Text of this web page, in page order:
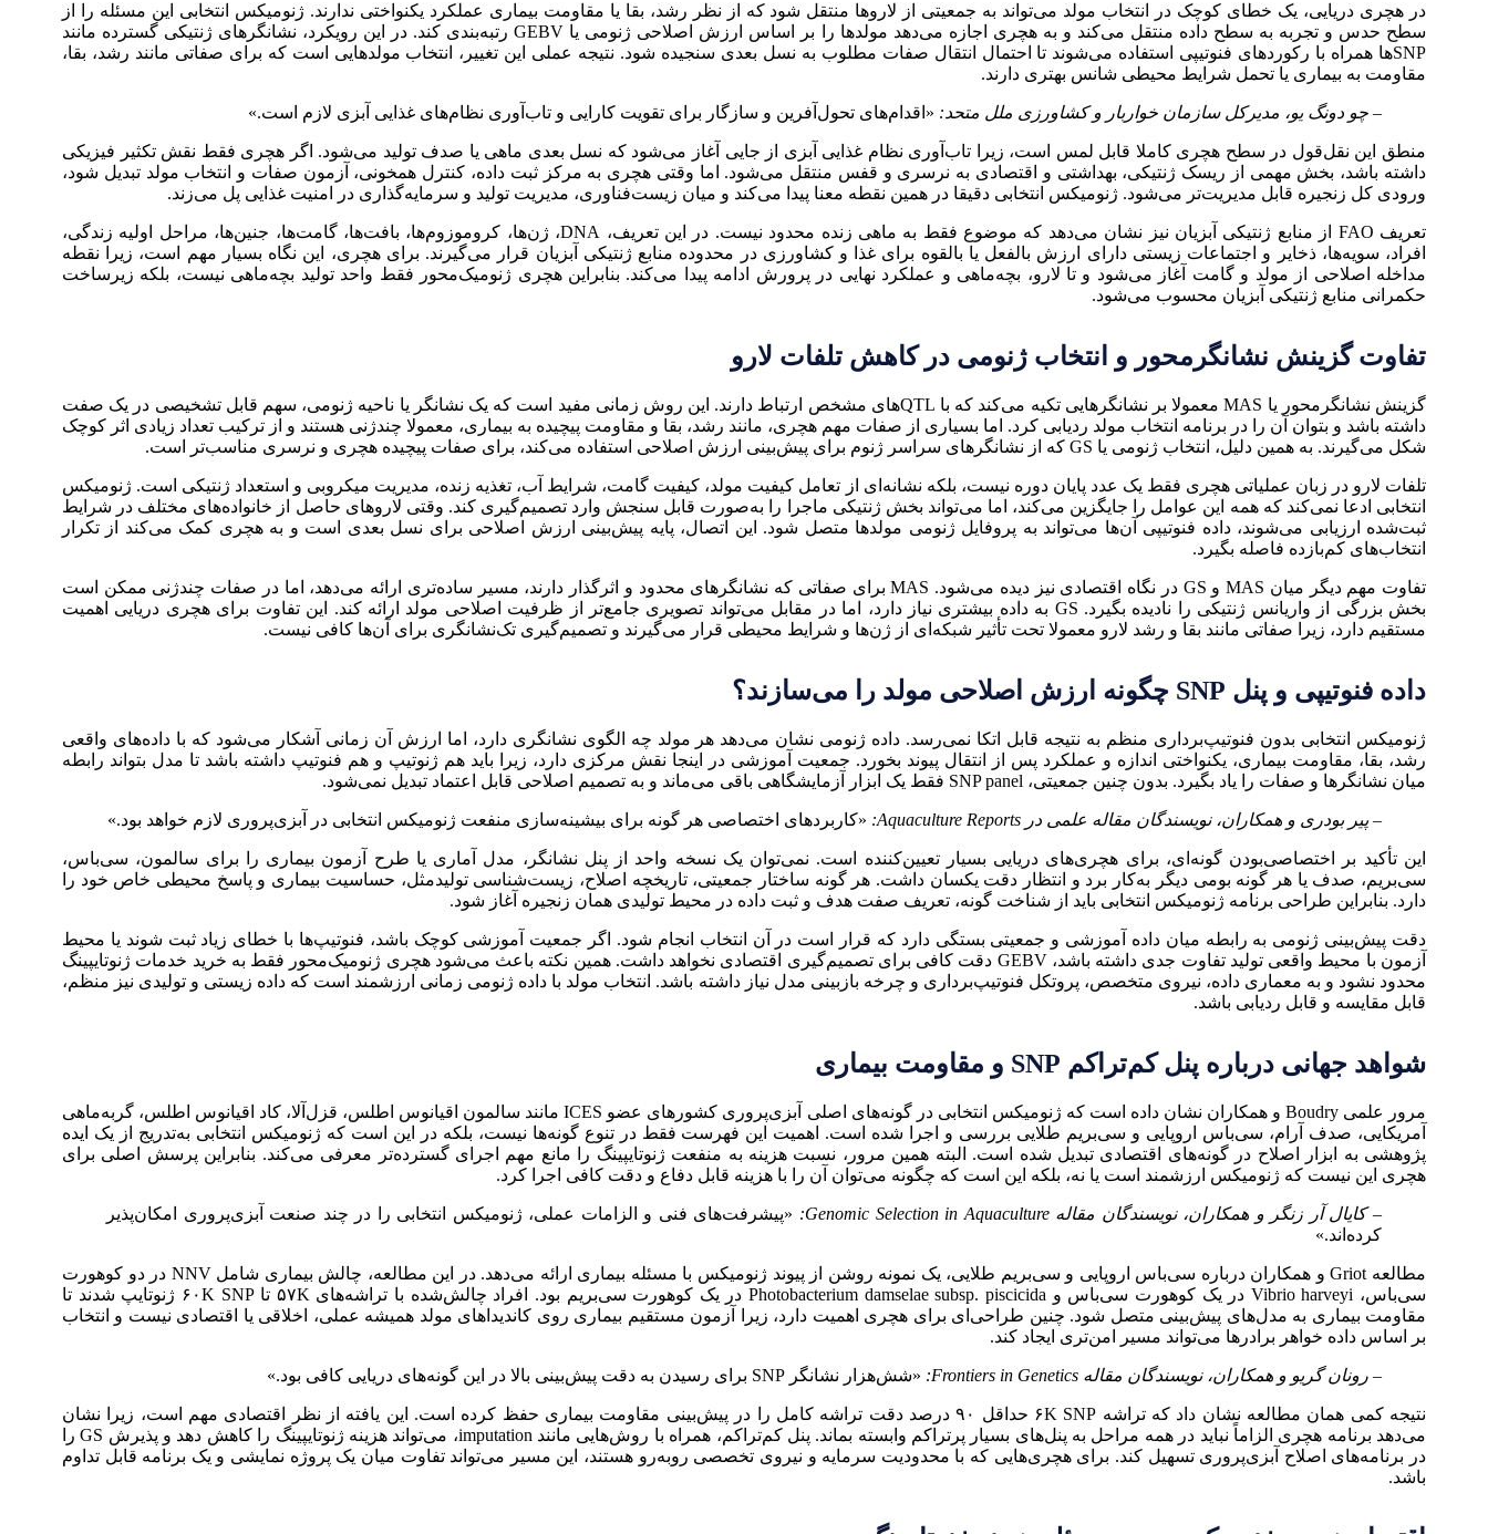
در هچری دریایی، یک خطای کوچک در انتخاب مولد می‌تواند به جمعیتی از لاروها منتقل شود که از نظر رشد، بقا یا مقاومت بیماری عملکرد یکنواختی ندارند. ژنومیکس انتخابی این مسئله را از
سطح حدس و تجربه به سطح داده منتقل می‌کند و به هچری اجازه می‌دهد مولدها را بر اساس ارزش اصلاحی ژنومی یا GEBV رتبه‌بندی کند. در این رویکرد، نشانگرهای ژنتیکی گسترده مانند
SNPها همراه با رکوردهای فنوتیپی استفاده می‌شوند تا احتمال انتقال صفات مطلوب به نسل بعدی سنجیده شود. نتیجه عملی این تغییر، انتخاب مولدهایی است که برای صفاتی مانند رشد، بقا،
مقاومت به بیماری یا تحمل شرایط محیطی شانس بهتری دارند.
– چو دونگ یو، مدیرکل سازمان خواربار و کشاورزی ملل متحد: «اقدام‌های تحول‌آفرین و سازگار برای تقویت کارایی و تاب‌آوری نظام‌های غذایی آبزی لازم است.»
منطق این نقل‌قول در سطح هچری کاملا قابل لمس است، زیرا تاب‌آوری نظام غذایی آبزی از جایی آغاز می‌شود که نسل بعدی ماهی یا صدف تولید می‌شود. اگر هچری فقط نقش تکثیر فیزیکی
داشته باشد، بخش مهمی از ریسک ژنتیکی، بهداشتی و اقتصادی به نرسری و قفس منتقل می‌شود. اما وقتی هچری به مرکز ثبت داده، کنترل همخونی، آزمون صفات و انتخاب مولد تبدیل شود،
ورودی کل زنجیره قابل مدیریت‌تر می‌شود. ژنومیکس انتخابی دقیقا در همین نقطه معنا پیدا می‌کند و میان زیست‌فناوری، مدیریت تولید و سرمایه‌گذاری در امنیت غذایی پل می‌زند.
تعریف FAO از منابع ژنتیکی آبزیان نیز نشان می‌دهد که موضوع فقط به ماهی زنده محدود نیست. در این تعریف، DNA، ژن‌ها، کروموزوم‌ها، بافت‌ها، گامت‌ها، جنین‌ها، مراحل اولیه زندگی،
افراد، سویه‌ها، ذخایر و اجتماعات زیستی دارای ارزش بالفعل یا بالقوه برای غذا و کشاورزی در محدوده منابع ژنتیکی آبزیان قرار می‌گیرند. برای هچری، این نگاه بسیار مهم است، زیرا نقطه
مداخله اصلاحی از مولد و گامت آغاز می‌شود و تا لارو، بچه‌ماهی و عملکرد نهایی در پرورش ادامه پیدا می‌کند. بنابراین هچری ژنومیک‌محور فقط واحد تولید بچه‌ماهی نیست، بلکه زیرساخت
حکمرانی منابع ژنتیکی آبزیان محسوب می‌شود.
تفاوت گزینش نشانگرمحور و انتخاب ژنومی در کاهش تلفات لارو
گزینش نشانگرمحور یا MAS معمولا بر نشانگرهایی تکیه می‌کند که با QTLهای مشخص ارتباط دارند. این روش زمانی مفید است که یک نشانگر یا ناحیه ژنومی، سهم قابل تشخیصی در یک صفت
داشته باشد و بتوان آن را در برنامه انتخاب مولد ردیابی کرد. اما بسیاری از صفات مهم هچری، مانند رشد، بقا و مقاومت پیچیده به بیماری، معمولا چندژنی هستند و از ترکیب تعداد زیادی اثر کوچک
شکل می‌گیرند. به همین دلیل، انتخاب ژنومی یا GS که از نشانگرهای سراسر ژنوم برای پیش‌بینی ارزش اصلاحی استفاده می‌کند، برای صفات پیچیده هچری و نرسری مناسب‌تر است.
تلفات لارو در زبان عملیاتی هچری فقط یک عدد پایان دوره نیست، بلکه نشانه‌ای از تعامل کیفیت مولد، کیفیت گامت، شرایط آب، تغذیه زنده، مدیریت میکروبی و استعداد ژنتیکی است. ژنومیکس
انتخابی ادعا نمی‌کند که همه این عوامل را جایگزین می‌کند، اما می‌تواند بخش ژنتیکی ماجرا را به‌صورت قابل سنجش وارد تصمیم‌گیری کند. وقتی لاروهای حاصل از خانواده‌های مختلف در شرایط
ثبت‌شده ارزیابی می‌شوند، داده فنوتیپی آن‌ها می‌تواند به پروفایل ژنومی مولدها متصل شود. این اتصال، پایه پیش‌بینی ارزش اصلاحی برای نسل بعدی است و به هچری کمک می‌کند از تکرار
انتخاب‌های کم‌بازده فاصله بگیرد.
تفاوت مهم دیگر میان MAS و GS در نگاه اقتصادی نیز دیده می‌شود. MAS برای صفاتی که نشانگرهای محدود و اثرگذار دارند، مسیر ساده‌تری ارائه می‌دهد، اما در صفات چندژنی ممکن است
بخش بزرگی از واریانس ژنتیکی را نادیده بگیرد. GS به داده بیشتری نیاز دارد، اما در مقابل می‌تواند تصویری جامع‌تر از ظرفیت اصلاحی مولد ارائه کند. این تفاوت برای هچری دریایی اهمیت
مستقیم دارد، زیرا صفاتی مانند بقا و رشد لارو معمولا تحت تأثیر شبکه‌ای از ژن‌ها و شرایط محیطی قرار می‌گیرند و تصمیم‌گیری تک‌نشانگری برای آن‌ها کافی نیست.
داده فنوتیپی و پنل SNP چگونه ارزش اصلاحی مولد را می‌سازند؟
ژنومیکس انتخابی بدون فنوتیپ‌برداری منظم به نتیجه قابل اتکا نمی‌رسد. داده ژنومی نشان می‌دهد هر مولد چه الگوی نشانگری دارد، اما ارزش آن زمانی آشکار می‌شود که با داده‌های واقعی
رشد، بقا، مقاومت بیماری، یکنواختی اندازه و عملکرد پس از انتقال پیوند بخورد. جمعیت آموزشی در اینجا نقش مرکزی دارد، زیرا باید هم ژنوتیپ و هم فنوتیپ داشته باشد تا مدل بتواند رابطه
میان نشانگرها و صفات را یاد بگیرد. بدون چنین جمعیتی، SNP panel فقط یک ابزار آزمایشگاهی باقی می‌ماند و به تصمیم اصلاحی قابل اعتماد تبدیل نمی‌شود.
– پیر بودری و همکاران، نویسندگان مقاله علمی در Aquaculture Reports: «کاربردهای اختصاصی هر گونه برای بیشینه‌سازی منفعت ژنومیکس انتخابی در آبزی‌پروری لازم خواهد بود.»
این تأکید بر اختصاصی‌بودن گونه‌ای، برای هچری‌های دریایی بسیار تعیین‌کننده است. نمی‌توان یک نسخه واحد از پنل نشانگر، مدل آماری یا طرح آزمون بیماری را برای سالمون، سی‌باس،
سی‌بریم، صدف یا هر گونه بومی دیگر به‌کار برد و انتظار دقت یکسان داشت. هر گونه ساختار جمعیتی، تاریخچه اصلاح، زیست‌شناسی تولیدمثل، حساسیت بیماری و پاسخ محیطی خاص خود را
دارد. بنابراین طراحی برنامه ژنومیکس انتخابی باید از شناخت گونه، تعریف صفت هدف و ثبت داده در محیط تولیدی همان زنجیره آغاز شود.
دقت پیش‌بینی ژنومی به رابطه میان داده آموزشی و جمعیتی بستگی دارد که قرار است در آن انتخاب انجام شود. اگر جمعیت آموزشی کوچک باشد، فنوتیپ‌ها با خطای زیاد ثبت شوند یا محیط
آزمون با محیط واقعی تولید تفاوت جدی داشته باشد، GEBV دقت کافی برای تصمیم‌گیری اقتصادی نخواهد داشت. همین نکته باعث می‌شود هچری ژنومیک‌محور فقط به خرید خدمات ژنوتایپینگ
محدود نشود و به معماری داده، نیروی متخصص، پروتکل فنوتیپ‌برداری و چرخه بازبینی مدل نیاز داشته باشد. انتخاب مولد با داده ژنومی زمانی ارزشمند است که داده زیستی و تولیدی نیز منظم،
قابل مقایسه و قابل ردیابی باشد.
شواهد جهانی درباره پنل کم‌تراکم SNP و مقاومت بیماری
مرور علمی Boudry و همکاران نشان داده است که ژنومیکس انتخابی در گونه‌های اصلی آبزی‌پروری کشورهای عضو ICES مانند سالمون اقیانوس اطلس، قزل‌آلا، کاد اقیانوس اطلس، گربه‌ماهی
آمریکایی، صدف آرام، سی‌باس اروپایی و سی‌بریم طلایی بررسی و اجرا شده است. اهمیت این فهرست فقط در تنوع گونه‌ها نیست، بلکه در این است که ژنومیکس انتخابی به‌تدریج از یک ایده
پژوهشی به ابزار اصلاح در گونه‌های اقتصادی تبدیل شده است. البته همین مرور، نسبت هزینه به منفعت ژنوتایپینگ را مانع مهم اجرای گسترده‌تر معرفی می‌کند. بنابراین پرسش اصلی برای
هچری این نیست که ژنومیکس ارزشمند است یا نه، بلکه این است که چگونه می‌توان آن را با هزینه قابل دفاع و دقت کافی اجرا کرد.
– کایال آر زنگر و همکاران، نویسندگان مقاله Genomic Selection in Aquaculture:
«پیشرفت‌های فنی و الزامات عملی، ژنومیکس انتخابی را در چند صنعت آبزی‌پروری امکان‌پذیر
کرده‌اند.»
مطالعه Griot و همکاران درباره سی‌باس اروپایی و سی‌بریم طلایی، یک نمونه روشن از پیوند ژنومیکس با مسئله بیماری ارائه می‌دهد. در این مطالعه، چالش بیماری شامل NNV در دو کوهورت
سی‌باس، Vibrio harveyi در یک کوهورت سی‌باس و Photobacterium damselae subsp. piscicida در یک کوهورت سی‌بریم بود. افراد چالش‌شده با تراشه‌های ۵۷K تا ۶۰K SNP ژنوتایپ شدند تا
مقاومت بیماری به مدل‌های پیش‌بینی متصل شود. چنین طراحی‌ای برای هچری اهمیت دارد، زیرا آزمون مستقیم بیماری روی کاندیداهای مولد همیشه عملی، اخلاقی یا اقتصادی نیست و انتخاب
بر اساس داده خواهر برادرها می‌تواند مسیر امن‌تری ایجاد کند.
– رونان گریو و همکاران، نویسندگان مقاله Frontiers in Genetics: «شش‌هزار نشانگر SNP برای رسیدن به دقت پیش‌بینی بالا در این گونه‌های دریایی کافی بود.»
نتیجه کمی همان مطالعه نشان داد که تراشه ۶K SNP حداقل ۹۰ درصد دقت تراشه کامل را در پیش‌بینی مقاومت بیماری حفظ کرده است. این یافته از نظر اقتصادی مهم است، زیرا نشان
می‌دهد برنامه هچری الزاماً نباید در همه مراحل به پنل‌های بسیار پرتراکم وابسته بماند. پنل کم‌تراکم، همراه با روش‌هایی مانند imputation، می‌تواند هزینه ژنوتایپینگ را کاهش دهد و پذیرش GS را
در برنامه‌های اصلاح آبزی‌پروری تسهیل کند. برای هچری‌هایی که با محدودیت سرمایه و نیروی تخصصی روبه‌رو هستند، این مسیر می‌تواند تفاوت میان یک پروژه نمایشی و یک برنامه قابل تداوم
باشد.